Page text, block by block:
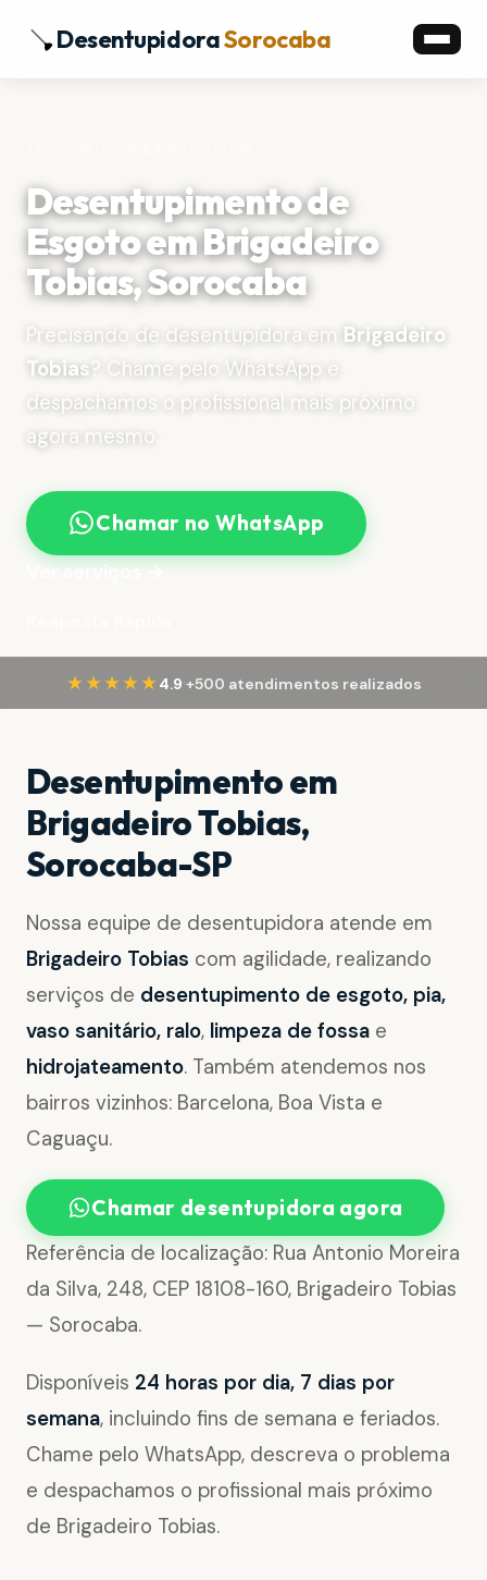
DesentupidoraSorocaba
Desentupimento de
Esgoto em Brigadeiro
Tobias, Sorocaba
Precisando de desentupidora em Brigadeiro
Tobias? Chame pelo WhatsApp e
despachamos o profissional mais próximo
agora mesmo.
Chamar no WhatsApp
Ver serviços →
★★★★★ 4.9·+500 atendimentos realizados
Desentupimento em
Brigadeiro Tobias,
Sorocaba-SP
Nossa equipe de desentupidora atende em
Brigadeiro Tobias com agilidade, realizando
serviços de desentupimento de esgoto, pia,
vaso sanitário, ralo, limpeza de fossa e
hidrojateamento. Também atendemos nos
bairros vizinhos: Barcelona, Boa Vista e
Caguaçu.
Chamar desentupidora agora
Referência de localização: Rua Antonio Moreira
da Silva, 248, CEP 18108-160, Brigadeiro Tobias
— Sorocaba.
Disponíveis 24 horas por dia, 7 dias por
semana, incluindo fins de semana e feriados.
Chame pelo WhatsApp, descreva o problema
e despachamos o profissional mais próximo
de Brigadeiro Tobias.